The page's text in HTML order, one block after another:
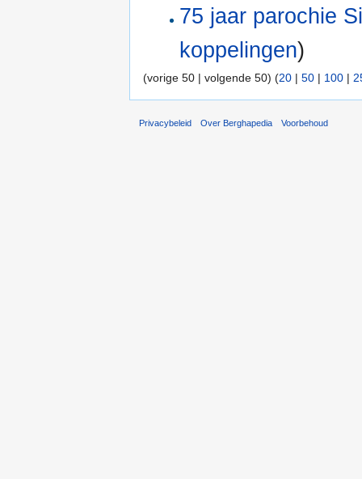
75 jaar parochie
koppelingen)
(vorige 50 | volgende 50) (20 | 50 | 100 |
Privacybeleid Over Berghapedia Voorbehoud